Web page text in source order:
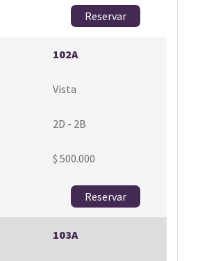
Reservar
102A
Vista
2D - 2B
$ 500.000
Reservar
103A